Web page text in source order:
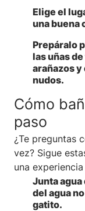
Elige el
una buena
Prepáralo
las uñas
arañazos
nudos.
Cómo
paso
¿Te preguntas
vez? Sigue
una
Junta
del agua
gatito.